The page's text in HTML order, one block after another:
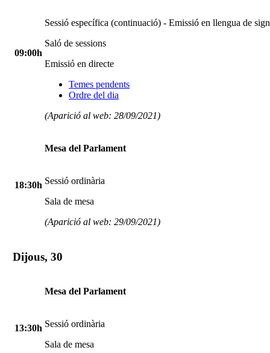
09:00h
Sessió específica (continuació) - Emissió en llengua de
Saló de sessions
Emissió en directe
Temes pendents
Ordre del dia
(Aparició al web: 28/09/2021)
18:30h
Mesa del Parlament
Sessió ordinària
Sala de mesa
(Aparició al web: 29/09/2021)
Dijous, 30
13:30h
Mesa del Parlament
Sessió ordinària
Sala de mesa